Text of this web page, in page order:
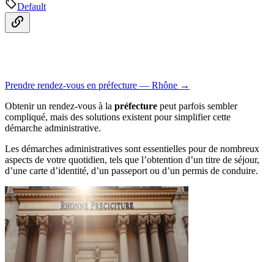
Default
Prendre rendez-vous en préfecture — Rhône →
Obtenir un rendez-vous à la préfecture peut parfois sembler
compliqué, mais des solutions existent pour simplifier cette
démarche administrative.
Les démarches administratives sont essentielles pour de nombreux
aspects de votre quotidien, tels que l’obtention d’un titre de séjour,
d’une carte d’identité, d’un passeport ou d’un permis de conduire.